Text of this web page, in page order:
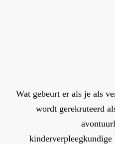
Wat gebeurt er als je als
wordt gerekruteerd